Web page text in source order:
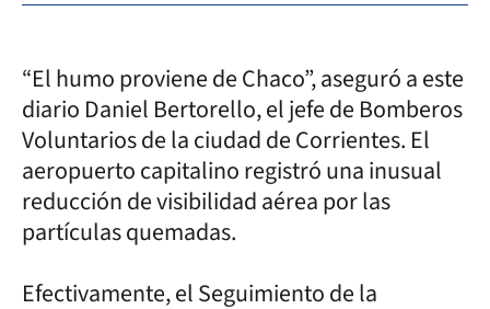
“El humo proviene de Chaco”, aseguró a este
diario Daniel Bertorello, el jefe de Bomberos
Voluntarios de la ciudad de Corrientes. El
aeropuerto capitalino registró una inusual
reducción de visibilidad aérea por las
partículas quemadas.
Efectivamente, el Seguimiento de la